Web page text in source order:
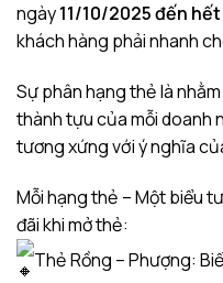
ngày11/10/2025 đến
khách hàng phải nhanh
Sự phân hạng thẻ là
thành tựu của mỗi doanh
tương xứng với ý nghĩa
Mỗi hạng thẻ – Một biểu
đãi khi mở thẻ:
Thẻ Rồng – Phượng: